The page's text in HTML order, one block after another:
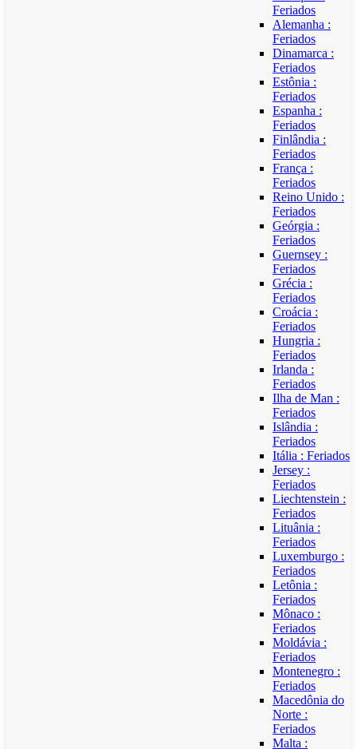
Feriados
Alemanha :
Feriados
Dinamarca :
Feriados
Estônia :
Feriados
Espanha :
Feriados
Finlândia :
Feriados
França :
Feriados
Reino Unido :
Feriados
Geórgia :
Feriados
Guernsey :
Feriados
Grécia :
Feriados
Croácia :
Feriados
Hungria :
Feriados
Irlanda :
Feriados
Ilha de Man :
Feriados
Islândia :
Feriados
Itália : Feriados
Jersey :
Feriados
Liechtenstein :
Feriados
Lituânia :
Feriados
Luxemburgo :
Feriados
Letônia :
Feriados
Mônaco :
Feriados
Moldávia :
Feriados
Montenegro :
Feriados
Macedônia do
Norte :
Feriados
Malta :